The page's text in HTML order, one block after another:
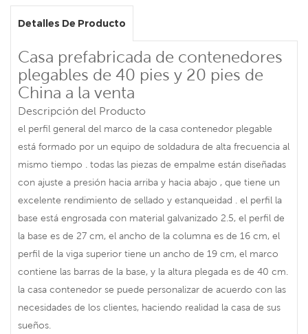
Detalles De Producto
Casa prefabricada de contenedores
plegables de 40 pies y 20 pies de
China a la venta
Descripción del Producto
el perfil general del marco de la casa contenedor plegable
está formado por un equipo de soldadura de alta frecuencia al
mismo tiempo . todas las piezas de empalme están diseñadas
con ajuste a presión hacia arriba y hacia abajo , que tiene un
excelente rendimiento de sellado y estanqueidad . el perfil la
base está engrosada con material galvanizado 2.5, el perfil de
la base es de 27 cm, el ancho de la columna es de 16 cm, el
perfil de la viga superior tiene un ancho de 19 cm, el marco
contiene las barras de la base, y la altura plegada es de 40 cm.
la casa contenedor se puede personalizar de acuerdo con las
necesidades de los clientes, haciendo realidad la casa de sus
sueños.